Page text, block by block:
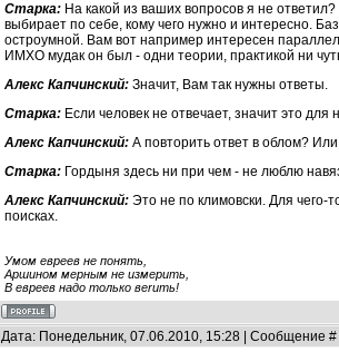
Старка: На какой из ваших вопросов я не
выбирает по себе, кому чего нужно и интересно.
остроумной. Вам вот например интересен
ИМХО мудак он был - одни теории, практикой ни
Алекс Капчинский: Значит, Вам так нужны ответы.
Старка: Если человек не отвечает, значит это
Алекс Капчинский: А повторить ответ в облом?
Старка: Гордыня здесь ни при чем - не люблю
Алекс Капчинский: Это не по климовски. Для чего-
поисках.
Умом евреев не понять,
Аршином мерным не измерить,
В евреев надо только веrить!
Дата: Понедельник, 07.06.2010, 15:28 | Сообщение #